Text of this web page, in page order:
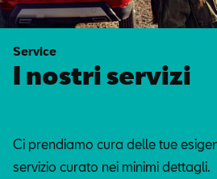
Offerte
Service
Service
I nostri servizi
Ci prendiamo cura delle tue
servizio curato nei minimi dettagli.